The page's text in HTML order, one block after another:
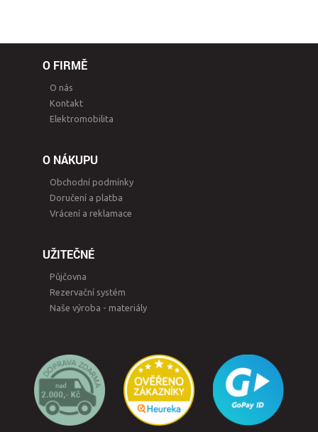
O FIRMĚ
O nás
Kontakt
Elektromobilita
O NÁKUPU
Obchodní podmínky
Doručení a platba
Vrácení a reklamace
UŽITEČNÉ
Půjčovna
Rezervační systém
Naše výroba - materiály